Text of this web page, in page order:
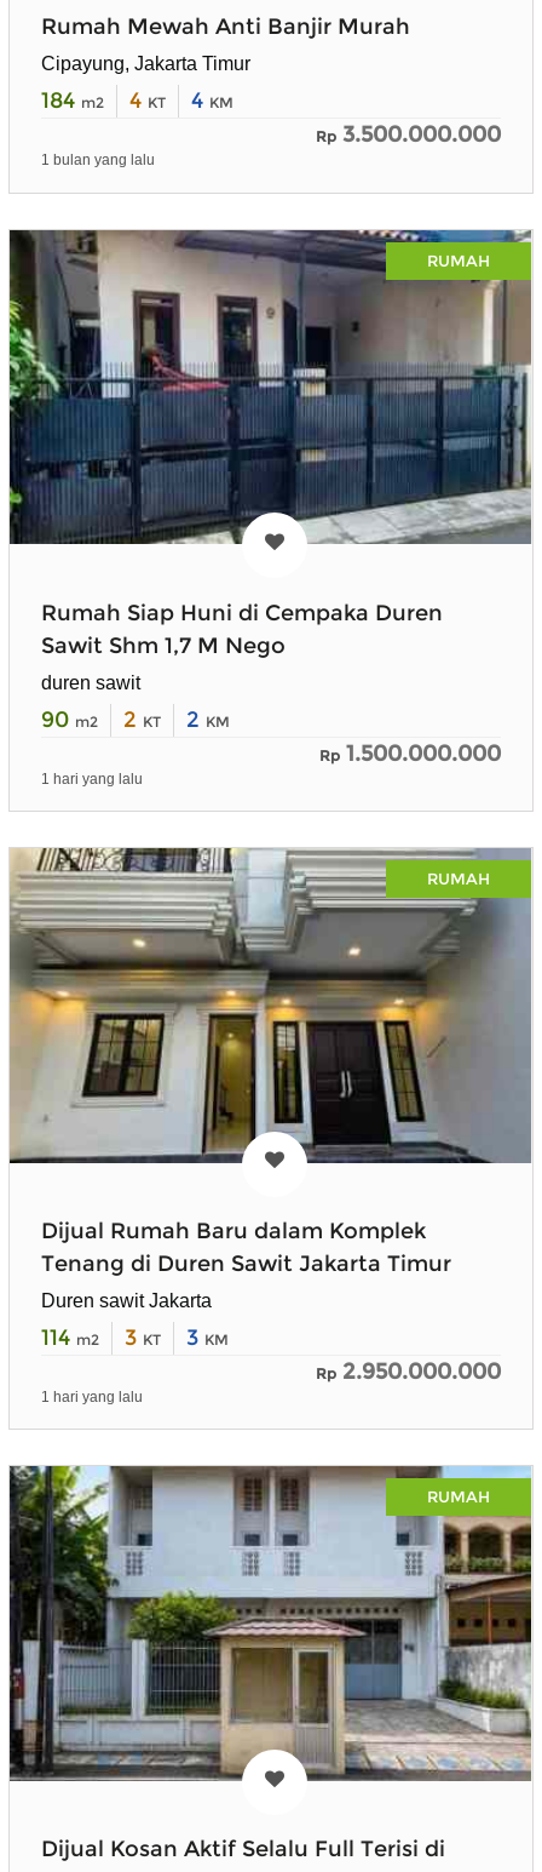
Rumah Mewah Anti Banjir Murah
Cipayung, Jakarta Timur
184 m2 4 KT 4 KM
Rp 3.500.000.000
1 bulan yang lalu
RUMAH
Rumah Siap Huni di Cempaka Duren
Sawit Shm 1,7 M Nego
duren sawit
90 m2 2 KT 2 KM
Rp 1.500.000.000
1 hari yang lalu
RUMAH
Dijual Rumah Baru dalam Komplek
Tenang di Duren Sawit Jakarta Timur
Duren sawit Jakarta
114 m2 3 KT 3 KM
Rp 2.950.000.000
1 hari yang lalu
RUMAH
Dijual Kosan Aktif Selalu Full Terisi di